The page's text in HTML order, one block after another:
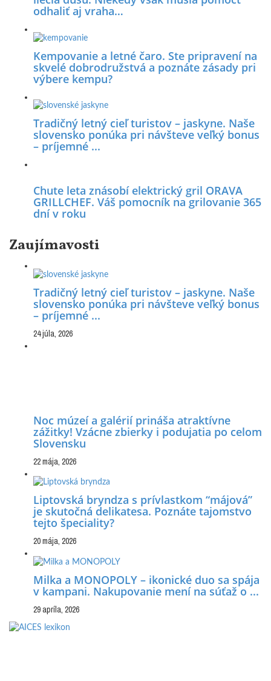
odhaliť aj vraha…
Kempovanie a letné čaro. Ste pripravení na
skvelé dobrodružstvá a poznáte zásady pri
výbere kempu?
Tradičný letný cieľ turistov – jaskyne. Naše
slovensko ponúka pri návšteve veľký bonus
– príjemné ...
Chute leta znásobí elektrický gril ORAVA
GRILLCHEF. Váš pomocník na grilovanie 365
dní v roku
Zaujímavosti
Tradičný letný cieľ turistov – jaskyne. Naše
slovensko ponúka pri návšteve veľký bonus
– príjemné ...
24 júla, 2026
Noc múzeí a galérií prináša atraktívne
zážitky! Vzácne zbierky i podujatia po celom
Slovensku
22 mája, 2026
Liptovská bryndza s prívlastkom “májová”
je skutočná delikatesa. Poznáte tajomstvo
tejto špeciality?
20 mája, 2026
Milka a MONOPOLY – ikonické duo sa spája
v kampani. Nakupovanie mení na súťaž o ...
29 apríla, 2026